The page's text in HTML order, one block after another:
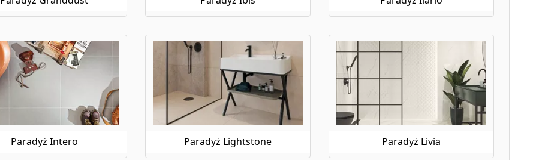
Paradyż Intero Paradyż Lightstone Paradyż Livia